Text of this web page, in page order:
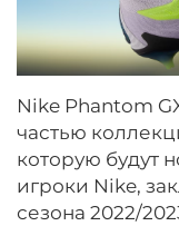
Nike Phantom
частью
которую будут
игроки Nike,
сезона 2022/